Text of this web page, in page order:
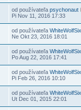
od používateľa psychonaut
Pi Nov 11, 2016 17:33
od používateľa WhiteWolfSix
Ne Okt 23, 2016 18:01
od používateľa WhiteWolfSix
Po Aug 22, 2016 17:41
od používateľa WhiteWolfSix
Pi Feb 26, 2016 10:10
od používateľa WhiteWolfSix
Ut Dec 01, 2015 22:01